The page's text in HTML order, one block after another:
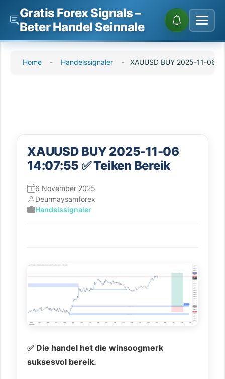
Gratis Forex Signals –
Beter Handel Seinnale
Home - Handelssignaler - XAUUSD BUY 2025-11-06
XAUUSD BUY 2025-11-06
14:07:55 ✅ Teiken Bereik
6 November 2025
Deurmaysamforex
Handelssignaler
✅ Die handel het die winsoogmerk
suksesvol bereik.